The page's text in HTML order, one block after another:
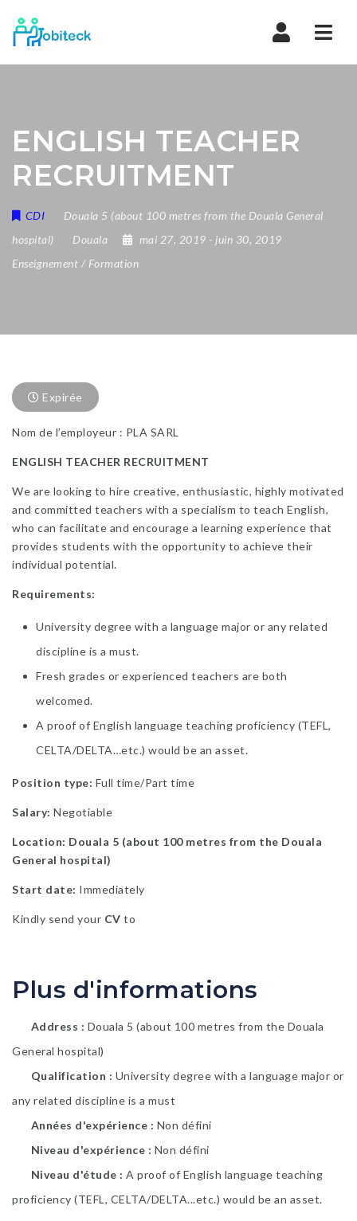
ENGLISH TEACHER
RECRUITMENT
CDI
Douala 5 (about 100 metres from the Douala General
hospital)
Douala mai 27, 2019 - juin 30, 2019
Enseignement / Formation
Expirée
Nom de l’employeur : PLA SARL
ENGLISH TEACHER RECRUITMENT
We are looking to hire creative, enthusiastic, highly motivated
and committed teachers with a specialism to teach English,
who can facilitate and encourage a learning experience that
provides students with the opportunity to achieve their
individual potential.
Requirements:
University degree with a language major or any related
discipline is a must.
Fresh grades or experienced teachers are both
welcomed.
A proof of English language teaching proficiency (TEFL,
CELTA/DELTA…etc.) would be an asset.
Position type: Full time/Part time
Salary: Negotiable
Location: Douala 5 (about 100 metres from the Douala
General hospital)
Start date: Immediately
Kindly send your CV to
Plus d'informations
Address
Douala 5 (about 100 metres from the Douala
General hospital)
Qualification
University degree with a language major or
any related discipline is a must
Années d'expérience
Non défini
Niveau d'expérience
Non défini
Niveau d'étude
A proof of English language teaching
proficiency (TEFL, CELTA/DELTA...etc.) would be an asset.